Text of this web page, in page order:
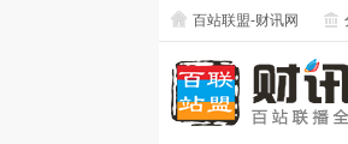
百站联盟-财讯网